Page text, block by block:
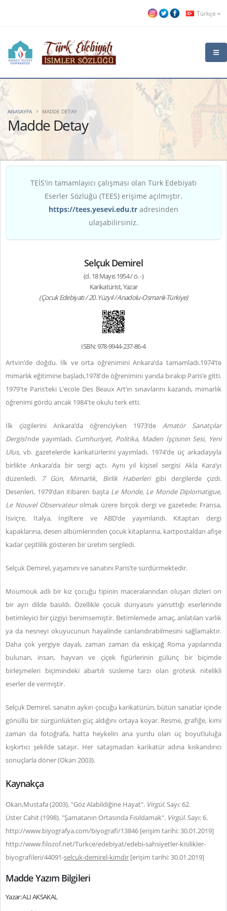
Türkçe
Madde Detay
ANASAYFA MADDE DETAY
TEİS'in tamamlayıcı çalışması olan Türk Edebiyatı
Eserler Sözlüğü (TEES) erişime açılmıştır.
https://tees.yesevi.edu.tr adresinden
ulaşabilirsiniz.
Selçuk Demirel
(d. 18 Mayıs 1954 / ö. -)
Karikatürist, Yazar
(Çocuk Edebiyatı / 20. Yüzyıl / Anadolu-Osmanlı-Türkiye)
ISBN: 978-9944-237-86-4
Artvin’de doğdu. İlk ve orta öğrenimini Ankara’da tamamladı.1974’te
mimarlık eğitimine başladı,1978'de öğrenimini yarıda bırakıp Paris’e gitti.
1979'te Paris’teki L’ecole Des Beaux Art’ın sınavlarını kazandı, mimarlık
öğrenimi gördü ancak 1984'te okulu terk etti.
İlk çizgilerini Ankara’da öğrenciyken 1973’de Amatör Sanatçılar
Dergisi'nde yayımladı. Cumhuriyet, Politika, Maden İşçisinin Sesi, Yeni
Ulus, vb. gazetelerde karikatürlerini yayımladı. 1974’de üç arkadaşıyla
birlikte Ankara’da bir sergi açtı. Aynı yıl kişisel sergisi Akla Kara’yı
düzenledi.
7 Gün, Mimarlık, Birlik Haberleri gibi dergilerde çizdi.
Desenleri, 1979’dan itibaren başta Le Monde, Le Monde Diplomatigue,
Le Nouvel Observateurolmak üzere birçok dergi ve gazetede; Fransa,
İsviçre, İtalya, İngiltere ve ABD’de yayımlandı. Kitaptan dergi
kapaklarına, desen albümlerinden çocuk kitaplarına, kartpostaldan afişe
kadar çeşitlilik gösteren bir üretim sergiledi.
Selçuk Demirel, yaşamını ve sanatını Paris’te sürdürmektedir.
Moumouk adlı bir kız çocuğu tipinin maceralarından oluşan dizleri on
bir ayrı dilde basıldı. Özellikle çocuk dünyasını yansıttığı eserlerinde
betimleyici bir çizgiyi benimsemiştir. Betimlemede amaç, anlatılan varlık
ya da nesneyi okuyucunun hayalinde canlandırabilmesini sağlamaktır.
Daha çok yergiye dayalı, zaman zaman da eskiçağ Roma yapılarında
bulunan, insan, hayvan ve çiçek figürlerinin gülünç bir biçimde
birleşmeleri biçimindeki abartılı süsleme tarzı olan grotesk nitelikli
eserler de vermiştir.
Selçuk Demirel, sanatın aykırı çocuğu karikatürün, bütün sanatlar içinde
gönüllü bir sürgünlükten güç aldığını ortaya koyar. Resme, grafiğe, kimi
zaman da fotoğrafa, hatta heykelin ana yurdu olan üç boyutluluğa
kışkırtıcı şekilde sataşır. Her sataşmadan karikatür adına kıskandırıcı
sonuçlarla döner (Okan 2003).
Kaynakça
Okan,Mustafa (2003). "Göz Alabildiğine Hayat". Virgül.Sayı: 62.
Üster Cahit (1998). "Şamatanın Ortasında Fısıldamak". Virgül.Sayı: 6.
http://www.biyografya.com/biyografi/13846 [erişim tarihi: 30.01.2019]
http://www.filozof.net/Turkce/edebiyat/edebi-sahsiyetler-kisilikler-
biyografileri/44091-selcuk-demirel-kimdir [erişim tarihi: 30.01.2019]
Madde Yazım Bilgileri
Yazar: ALI AKSAKAL